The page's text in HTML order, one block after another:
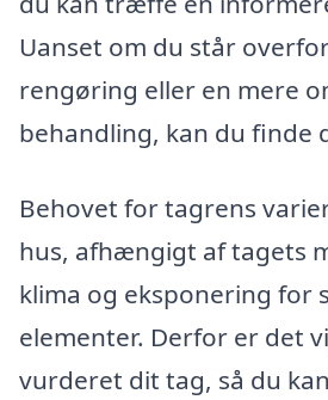
Uanset om du står
rengøring eller en mere
behandling, kan du finde
Behovet for tagrens
hus, afhængigt af tagets
klima og eksponering for
elementer. Derfor er det
vurderet dit tag, så du